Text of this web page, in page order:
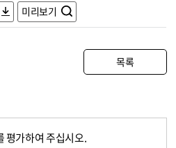
미리보기
목록
평가하여 주십시오.